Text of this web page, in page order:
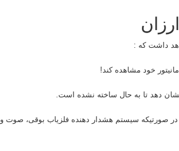
داشت که :
خود مشاهده کند!
نشان دهد تا به حال ساخته نشده است.
در صورتیکه سیستم هشدار دهنده فلزیاب بوقی، صوت و